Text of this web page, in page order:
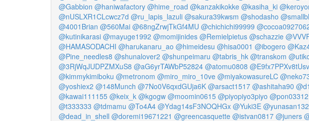
@Gabbion @haniwafactory @hime_road @kanzakikokke @kasiha_ki
@nUSLXR1CLcwcz7d @ru_lapis_lazuli @sakura39kwsm @shodasho
@4001Brian @560Mai @68ngZrwjTkGf4MU @chichichi99999
@kutinikarasi @mayuge1992 @momijinides @Remielpietus @schazzie
@HAMASODACHI @harukanaru_ao @himeidesu @hisa0001 @ibogero
@Pine_needles8 @shunalover2 @shunpeimaru @tabris_hk @transkom
@3RjWqJUDPZMXuS8 @aG6yrTAWbP52824 @atomu0808
@kimmykimiboku @metronom @miro_miro_10ve @miyakowasureLC
@yoshiex2 @148Munch @7No0V6qxdGUja6K @arsact1517 @ashitaha90
@kawai111155 @keix_k @kgogw @moomin0615 @piyopiyo3piyo @pon03312
@t333333 @tdmamu @To4A4 @Ydag14sF3NOQHGx @Yuki3E
@dead_in_shell @doremi19671221 @greencasquette @istvan0817 @juners